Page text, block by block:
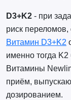
D3+K2- при
риск переломов,
Витамин D3+K2
именно тогда
Витамины
приём,
дозированием.